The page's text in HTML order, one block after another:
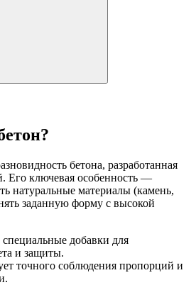
бетона, разработанная
Его ключевая особенность —
натуральные материалы (камень,
заданную форму с высокой
специальные добавки для
и защиты.
точного соблюдения пропорций и